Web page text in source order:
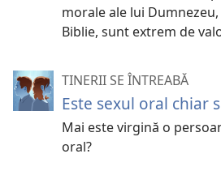
morale ale lui
Biblie, sunt extrem de
TINERII SE ÎNTREABĂ
Este sexul oral chiar
Mai este virgină o
oral?